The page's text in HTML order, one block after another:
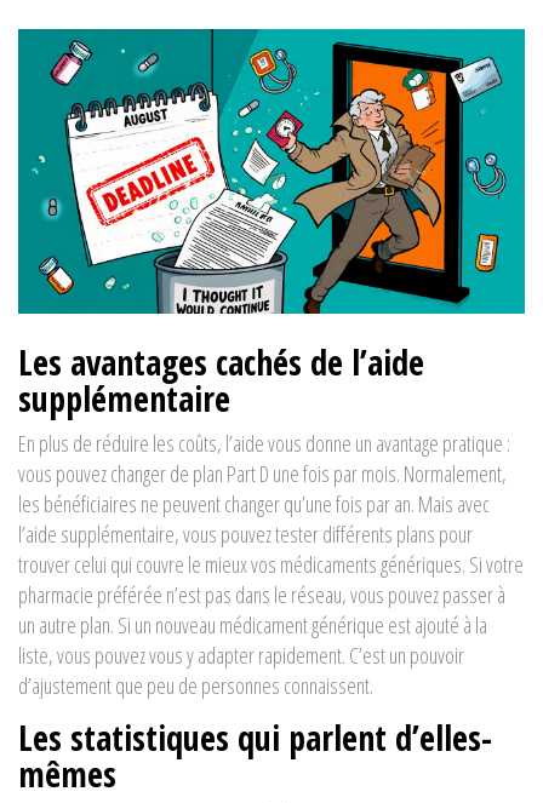
Les avantages cachés de l’aide
supplémentaire
En plus de réduire les coûts, l’aide vous donne un avantage pratique :
vous pouvez changer de plan Part D une fois par mois. Normalement,
les bénéficiaires ne peuvent changer qu’une fois par an. Mais avec
l’aide supplémentaire, vous pouvez tester différents plans pour
trouver celui qui couvre le mieux vos médicaments génériques. Si votre
pharmacie préférée n’est pas dans le réseau, vous pouvez passer à
un autre plan. Si un nouveau médicament générique est ajouté à la
liste, vous pouvez vous y adapter rapidement. C’est un pouvoir
d’ajustement que peu de personnes connaissent.
Les statistiques qui parlent d’elles-
mêmes